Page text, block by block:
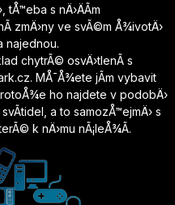
tÅ™eba s nÄ›ÄÃ­m
zmÄ›ny ve svÃ©m Å¾ivotÄ›
najednou.
chytrÃ© osvÄ›tlenÃ­ s
. MÅ¯Å¾ete jÃ­m vybavit
ho najdete v podobÄ›
a to samozÅ™ejmÄ› s
k nÄ›mu nÃ¡leÅ¾Ã­.